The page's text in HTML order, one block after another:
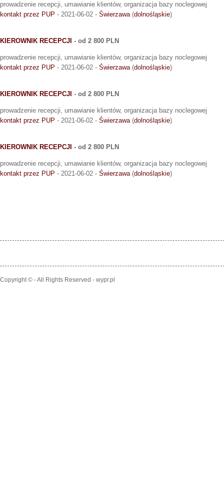
prowadzenie recepcji, umawianie klientów, organizacja bazy noclegowej
kontakt przez PUP - 2021-06-02 - Świerzawa(dolnośląskie)
KIEROWNIK RECEPCJI - od 2 800 PLN
prowadzenie recepcji, umawianie klientów, organizacja bazy noclegowej
kontakt przez PUP - 2021-06-02 - Świerzawa(dolnośląskie)
KIEROWNIK RECEPCJI - od 2 800 PLN
prowadzenie recepcji, umawianie klientów, organizacja bazy noclegowej
kontakt przez PUP - 2021-06-02 - Świerzawa(dolnośląskie)
KIEROWNIK RECEPCJI - od 2 800 PLN
prowadzenie recepcji, umawianie klientów, organizacja bazy noclegowej
kontakt przez PUP - 2021-06-02 - Świerzawa(dolnośląskie)
Copyright © - All Rights Reserved - wypr.pl